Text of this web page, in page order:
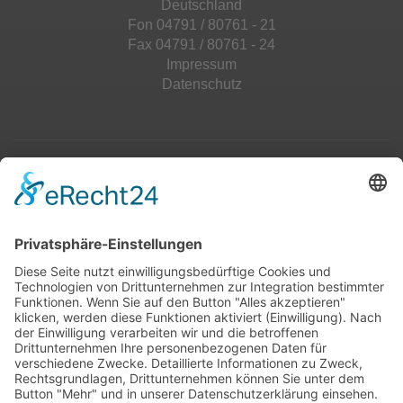
Deutschland
Fon 04791 / 80761 - 21
Fax 04791 / 80761 - 24
Impressum
Datenschutz
Jahrescharts
Top 100
Hot 50
Top Neueinsteiger